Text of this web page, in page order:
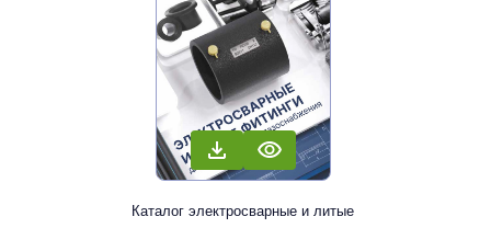
Каталог электросварные и литые